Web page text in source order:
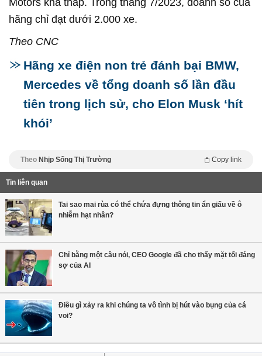
hãng chỉ đạt dưới 2.000 xe.
Theo CNC
Hãng xe điện non trẻ đánh bại BMW,
Mercedes về tổng doanh số lần đầu
tiên trong lịch sử, cho Elon Musk ‘hít
khói’
Theo Nhịp Sống Thị Trường Copy link
Tin liên quan
Tai sao mai rùa có thể chứa đựng thông tin ẩn giấu về ô
nhiễm hạt nhân?
Chỉ bằng một câu nói, CEO Google đã cho thấy mặt tối đáng
sợ của AI
Điều gì xảy ra khi chúng ta vô tình bị hút vào bụng của cá
voi?